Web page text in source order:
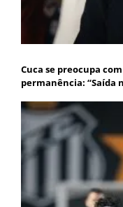
Cuca se preocupa
permanência: “Saída